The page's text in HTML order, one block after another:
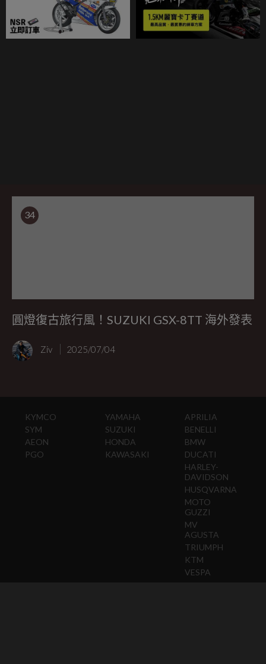
34
圓燈復古旅行風！SUZUKI GSX-8TT 海外發表
Ziv 2025/07/04
KYMCO
SYM
AEON
PGO
YAMAHA
SUZUKI
HONDA
KAWASAKI
APRILIA
BENELLI
BMW
DUCATI
HARLEY-
DAVIDSON
HUSQVARNA
MOTO
GUZZI
MV
AGUSTA
TRIUMPH
KTM
VESPA